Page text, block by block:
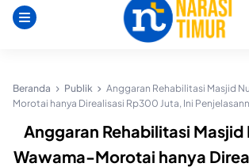
Beranda Publik
Anggaran Rehabilitasi Masjid
Morotai hanya Direalisasi Rp300 Juta, Ini
Anggaran Rehabilitasi Masjid
Wawama-Morotai hanya